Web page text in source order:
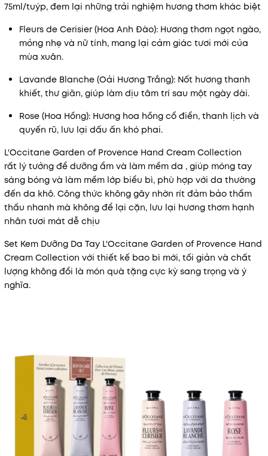
75ml/tuýp, đem lại những trải nghiệm hương thơm khác biệt
Fleurs de Cerisier (Hoa Anh Đào): Hương thơm ngọt ngào,
mỏng nhẹ và nữ tính, mang lại cảm giác tươi mới của
mùa xuân.
Lavande Blanche (Oải Hương Trắng): Nốt hương thanh
khiết, thư giãn, giúp làm dịu tâm trí sau một ngày dài.
Rose (Hoa Hồng): Hương hoa hồng cổ điển, thanh lịch và
quyến rũ, lưu lại dấu ấn khó phai.
L'Occitane Garden of Provence Hand Cream Collection
rất lý tưởng để dưỡng ẩm và làm mềm da , giúp móng tay
sáng bóng và làm mềm lớp biểu bì, phù hợp với da thường
đến da khô. Công thức không gây nhờn rít đảm bảo thẩm
thấu nhanh mà không để lại cặn, lưu lại hương thơm hạnh
nhân tươi mát dễ chịu
Set Kem Dưỡng Da Tay L'Occitane Garden of Provence Hand
Cream Collection với thiết kế bao bì mới, tối giản và chất
lượng không đổi là món quà tặng cực kỳ sang trọng và ý
nghĩa.